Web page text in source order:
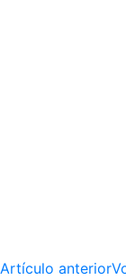
Artículo anterior